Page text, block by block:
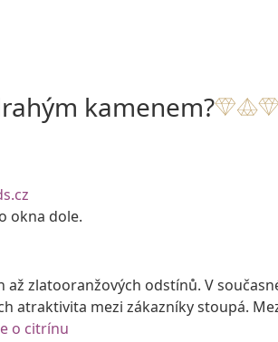
kamenem?
okna dole.
zlatooranžových odstínů. V
atraktivita mezi zákazníky stoupá.
o citrínu